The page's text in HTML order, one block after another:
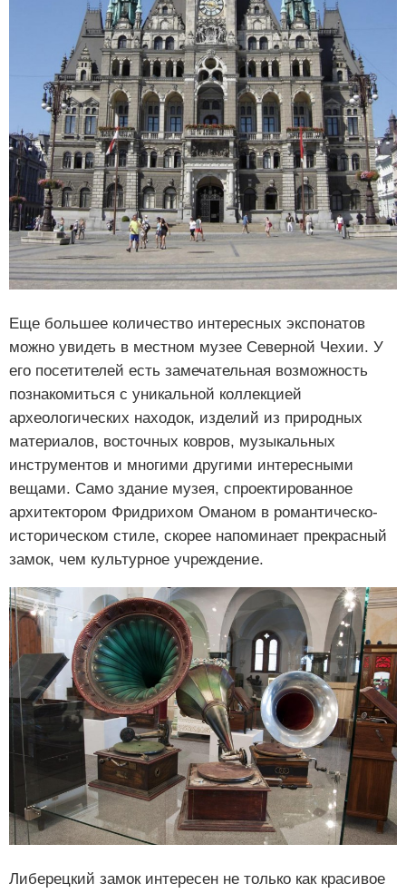
Еще большее количество интересных экспонатов
можно увидеть в местном музее Северной Чехии. У
его посетителей есть замечательная возможность
познакомиться с уникальной коллекцией
археологических находок, изделий из природных
материалов, восточных ковров, музыкальных
инструментов и многими другими интересными
вещами. Само здание музея, спроектированное
архитектором Фридрихом Оманом в романтическо-
историческом стиле, скорее напоминает прекрасный
замок, чем культурное учреждение.
Либерецкий замок интересен не только как красивое